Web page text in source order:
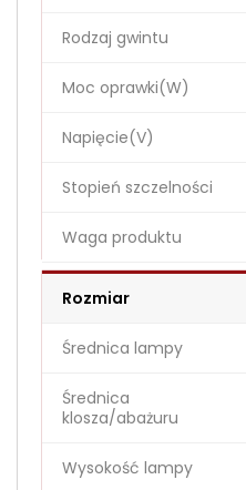
Rodzaj gwintu
Moc oprawki(W)
Napięcie(V)
Stopień szczelności
Waga produktu
Rozmiar
Średnica lampy
Średnica
klosza/abażuru
Wysokość lampy